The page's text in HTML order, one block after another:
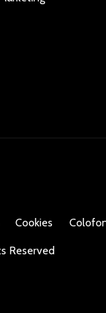
Cookies
Reserved